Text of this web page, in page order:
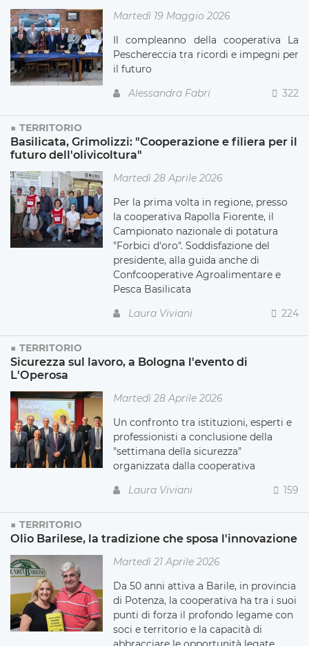
Martedì 19 Maggio 2026
Il compleanno della cooperativa La
Peschereccia tra ricordi e impegni per
il futuro
Alessandra Fabri
322
TERRITORIO
Basilicata, Grimolizzi: "Cooperazione e filiera per il
futuro dell'olivicoltura"
Martedì 28 Aprile 2026
Per la prima volta in regione, presso
la cooperativa Rapolla Fiorente, il
Campionato nazionale di potatura
"Forbici d'oro". Soddisfazione del
presidente, alla guida anche di
Confcooperative Agroalimentare e
Pesca Basilicata
Laura Viviani
224
TERRITORIO
Sicurezza sul lavoro, a Bologna l'evento di
L'Operosa
Martedì 28 Aprile 2026
Un confronto tra istituzioni, esperti e
professionisti a conclusione della
"settimana della sicurezza"
organizzata dalla cooperativa
Laura Viviani
159
TERRITORIO
Olio Barilese, la tradizione che sposa l'innovazione
Martedì 21 Aprile 2026
Da 50 anni attiva a Barile, in provincia
di Potenza, la cooperativa ha tra i suoi
punti di forza il profondo legame con
soci e territorio e la capacità di